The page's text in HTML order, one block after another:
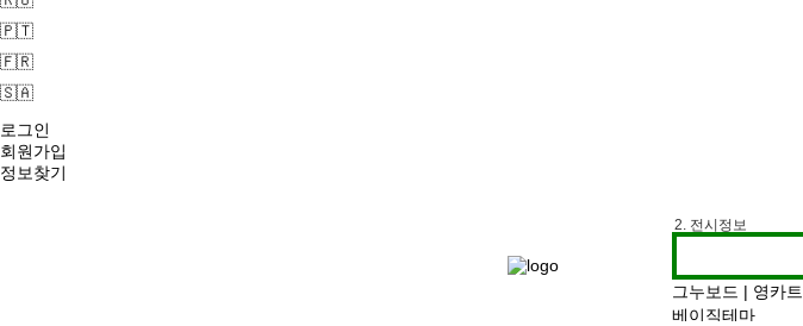
🇵🇹
🇫🇷
🇸🇦
로그인
회원가입
정보찾기
1. 추천검색어
3. 작가인터뷰
그누보드 | 영카트
베이직테마